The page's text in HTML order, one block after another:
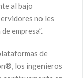
al bajo
no les
empresa”.
de
los ingenieros